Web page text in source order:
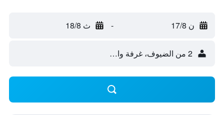
ن 17/8 - ث 18/8
2 من الضيوف، غرفة واحدة